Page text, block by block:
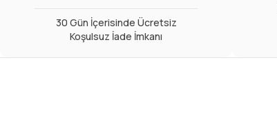
30 Gün İçerisinde Ücretsiz
Koşulsuz İade İmkanı